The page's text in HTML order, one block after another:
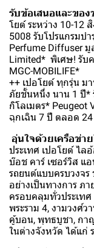
รับข้อเสนอและขอ
โยต์ ระหว่าง 10-12
5008 รับโปรแกรมบ
Perfume Diffuser
Limited* พิเศษ! รับ
MGC-MOBILIFE*
++ เปอโยต์ ทุกรุ่น ม
ภัยชั้นหนึ่ง นาน 1 ปี*
กิโลเมตร* Peugeot
ฉุกเฉิน 7 ปี ตลอด 24
อุ่นใจด้วยเครือข่า
ประเทศ เปอโยต์ ไล
บ๊อช คาร์ เซอร์วิส แ
รถยนต์แบบครบวงจร
อย่างเป็นทางการ ภา
ครอบคลุมทั่วประเทศ
พระราม 4, งามวงศ์ว
คู้บอน, พุทธบูชา, กา
ในต่างจังหวัด ได้แก่